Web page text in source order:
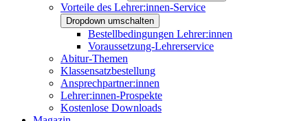
Vorteile des Lehrer:innen-Service
Dropdown umschalten
Bestellbedingungen Lehrer:innen
Voraussetzung-Lehrerservice
Abitur-Themen
Klassensatzbestellung
Ansprechpartner:innen
Lehrer:innen-Prospekte
Kostenlose Downloads